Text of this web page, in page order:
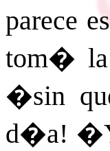
parece
tom� la
�sin
d�a! �Y